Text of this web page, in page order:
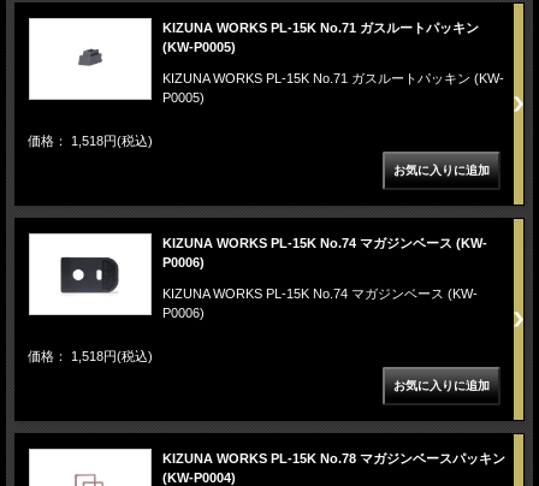
KIZUNA WORKS PL-15K No.71 ガスルートパッキン
(KW-P0005)
KIZUNA WORKS PL-15K No.71 ガスルートパッキン (KW-
P0005)
価格： 1,518円(税込)
KIZUNA WORKS PL-15K No.74 マガジンベース (KW-
P0006)
KIZUNA WORKS PL-15K No.74 マガジンベース (KW-
P0006)
価格： 1,518円(税込)
KIZUNA WORKS PL-15K No.78 マガジンベースパッキン
(KW-P0004)